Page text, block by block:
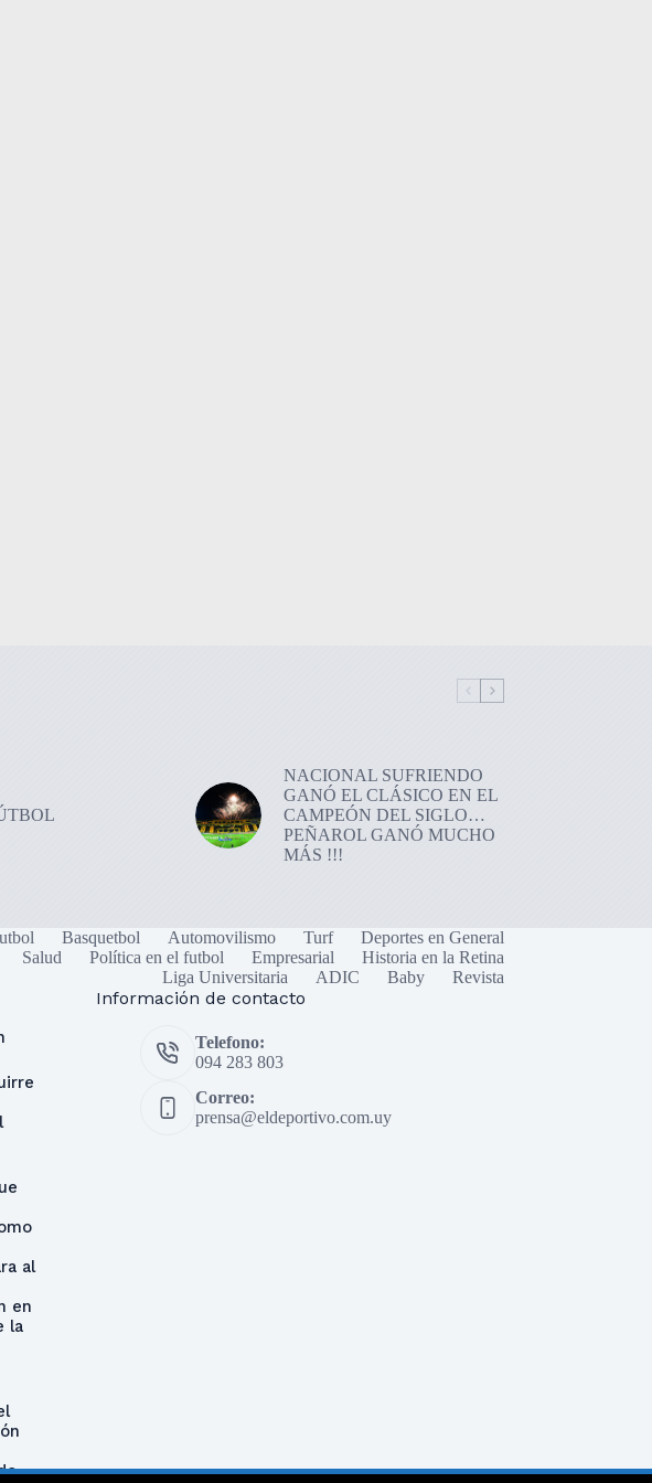
NACIONAL SUFRIENDO
GANÓ EL CLÁSICO EN EL
CAMPEÓN DEL SIGLO…
PEÑAROL GANÓ MUCHO
MÁS !!!
Basquetbol Automovilismo Turf
Deportes en General
Salud Política en el futbol Empresarial
Historia en la Retina
Liga Universitaria
ADIC Baby
Revista
al
en
la
Información de contacto
Telefono:
094 283 803
Correo:
prensa@eldeportivo.com.uy